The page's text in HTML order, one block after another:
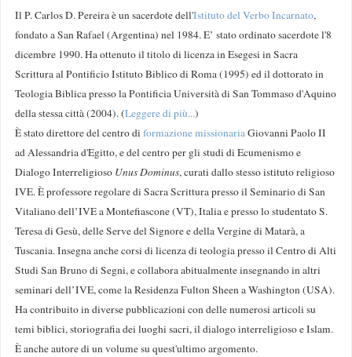
Il P. Carlos D. Pereira è un sacerdote dell'Istituto del Verbo Incarnato,
fondato a San Rafael (Argentina) nel 1984. E’ stato ordinato sacerdote l'8
dicembre 1990. Ha ottenuto il titolo di licenza in Esegesi in Sacra
Scrittura al Pontificio Istituto Biblico di Roma (1995) ed il dottorato in
Teologia Biblica presso la Pontificia Università di San Tommaso d'Aquino
della stessa città (2004). (Leggere di più...)
È stato direttore del centro di formazione missionariaGiovanni Paolo II
ad Alessandria d'Egitto, e del centro per gli studi di Ecumenismo e
Dialogo Interreligioso Unus Dominus, curati dallo stesso istituto religioso
IVE. È professore regolare di Sacra Scrittura presso il Seminario di San
Vitaliano dell’IVE a Montefiascone (VT), Italia e presso lo studentato S.
Teresa di Gesù, delle Serve del Signore e della Vergine di Matarà, a
Tuscania. Insegna anche corsi di licenza di teologia presso il Centro di Alti
Studi San Bruno di Segni, e collabora abitualmente insegnando in altri
seminari dell’IVE, come la Residenza Fulton Sheen a Washington (USA).
Ha contribuito in diverse pubblicazioni con delle numerosi articoli su
temi biblici, storiografia dei luoghi sacri, il dialogo interreligioso e Islam.
È anche autore di un volume su quest'ultimo argomento.